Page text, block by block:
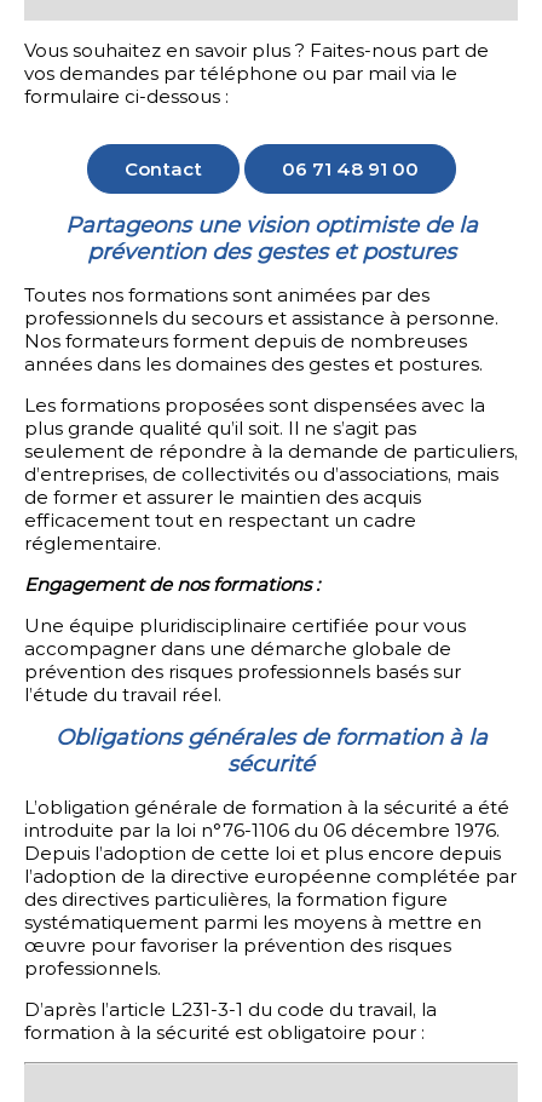
Vous souhaitez en savoir plus ? Faites-nous part de
vos demandes par téléphone ou par mail via le
formulaire ci-dessous :
Contact 06 71 48 91 00
Partageons une vision optimiste de la
prévention des gestes et postures
Toutes nos formations sont animées par des
professionnels du secours et assistance à personne.
Nos formateurs forment depuis de nombreuses
années dans les domaines des gestes et postures.
Les formations proposées sont dispensées avec la
plus grande qualité qu’il soit. Il ne s’agit pas
seulement de répondre à la demande de particuliers,
d’entreprises, de collectivités ou d’associations, mais
de former et assurer le maintien des acquis
efficacement tout en respectant un cadre
réglementaire.
Engagement de nos formations :
Une équipe pluridisciplinaire certifiée pour vous
accompagner dans une démarche globale de
prévention des risques professionnels basés sur
l’étude du travail réel.
Obligations générales de formation à la
sécurité
L’obligation générale de formation à la sécurité a été
introduite par la loi n°76-1106 du 06 décembre 1976.
Depuis l’adoption de cette loi et plus encore depuis
l’adoption de la directive européenne complétée par
des directives particulières, la formation figure
systématiquement parmi les moyens à mettre en
œuvre pour favoriser la prévention des risques
professionnels.
D’après l’article L231-3-1 du code du travail, la
formation à la sécurité est obligatoire pour :